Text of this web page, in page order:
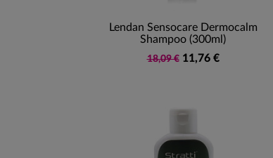
Lendan Sensocare Dermocalm
Shampoo (300ml)
18,09 € 11,76 €